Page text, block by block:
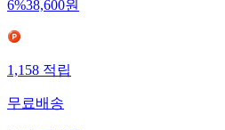
6%38,600원
1,158적립
무료배송